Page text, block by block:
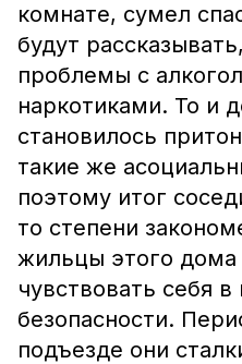
комнате, сумел
будут
проблемы с
наркотиками. То и
становилось
такие же
поэтому итог
то степени
жильцы этого дома
чувствовать себя в
безопасности.
подъезде они